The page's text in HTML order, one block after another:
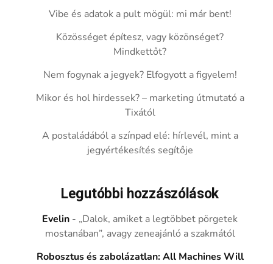
Vibe és adatok a pult mögül: mi már bent!
Közösséget építesz, vagy közönséget?
Mindkettőt?
Nem fogynak a jegyek? Elfogyott a figyelem!
Mikor és hol hirdessek? – marketing útmutató a
Tixától
A postaládából a színpad elé: hírlevél, mint a
jegyértékesítés segítője
Legutóbbi hozzászólások
Evelin - „Dalok, amiket a legtöbbet pörgetek
mostanában”, avagy zeneajánló a szakmától
Robosztus és zabolázatlan: All Machines Will